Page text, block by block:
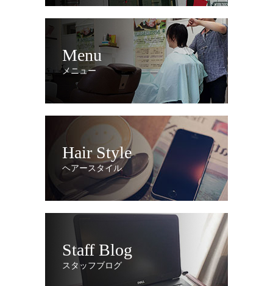
Menu
メニュー
Hair Style
ヘアースタイル
Staff Blog
スタッフブログ